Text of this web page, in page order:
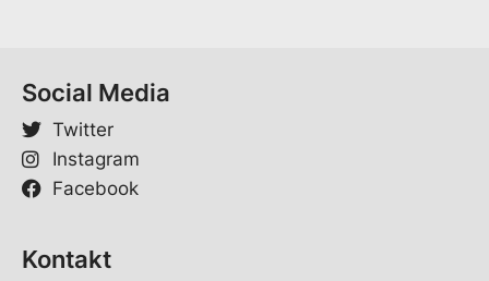
Social Media
Twitter
Instagram
Facebook
Kontakt